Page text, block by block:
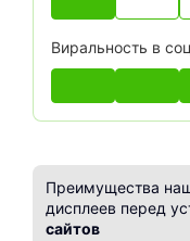
Виральность в
Преимущества
дисплеев перед
сайтов